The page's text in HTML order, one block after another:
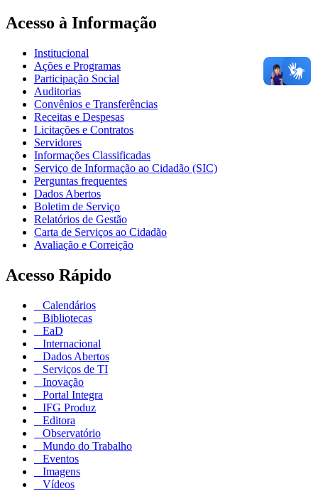
Acesso à Informação
Institucional
Ações e Programas
Participação Social
Auditorias
Convênios e Transferências
Receitas e Despesas
Licitações e Contratos
Servidores
Informações Classificadas
Serviço de Informação ao Cidadão (SIC)
Perguntas frequentes
Dados Abertos
Boletim de Serviço
Relatórios de Gestão
Carta de Serviços ao Cidadão
Avaliação e Correição
Acesso Rápido
Calendários
Bibliotecas
EaD
Internacional
Dados Abertos
Serviços de TI
Inovação
Portal Integra
IFG Produz
Editora
Observatório
Mundo do Trabalho
Eventos
Imagens
Vídeos